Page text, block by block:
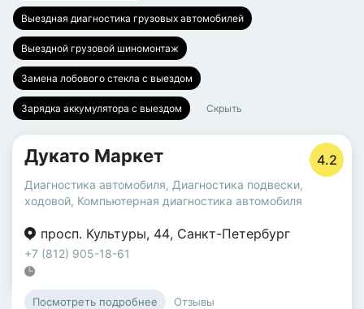
Выездная диагностика грузовых автомобилей
Выездной грузовой шиномонтаж
Замена лобового стекла с выездом
Зарядка аккумулятора с выездом Скрыть
Дукато Маркет 4.2
Диагностика автомобиля, Диагностика подвески,
ходовой, Компьютерная диагностика автомобиля
просп. Культуры, 44, Санкт-Петербург
+7 (812) 905-18-61
Посмотреть подробнее Отзывы